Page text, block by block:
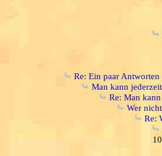
Re: Ein paar
Man kann
Re: Man
Wer
Re: